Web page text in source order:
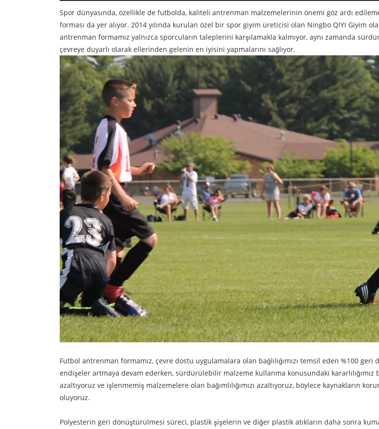
Spor dünyasında, özellikle de futbolda, kaliteli antrenman malzemelerinin önemi göz ardı
forması da yer alıyor. 2014 yılında kurulan özel bir spor giyim üreticisi olan Ningbo QIYI Giyim
antrenman formamız yalnızca sporcuların taleplerini karşılamakla kalmıyor, aynı zamanda
çevreye duyarlı olarak ellerinden gelenin en iyisini yapmalarını sağlıyor.
Futbol antrenman formamız, çevre dostu uygulamalara olan bağlılığımızı temsil eden %100
endişeler artmaya devam ederken, sürdürülebilir malzeme kullanma konusundaki kararlılığımız
azaltıyoruz ve işlenmemiş malzemelere olan bağımlılığımızı azaltıyoruz, böylece kaynakların
oluyoruz.
Polyesterin geri dönüştürülmesi süreci, plastik şişelerin ve diğer plastik atıkların daha sonra